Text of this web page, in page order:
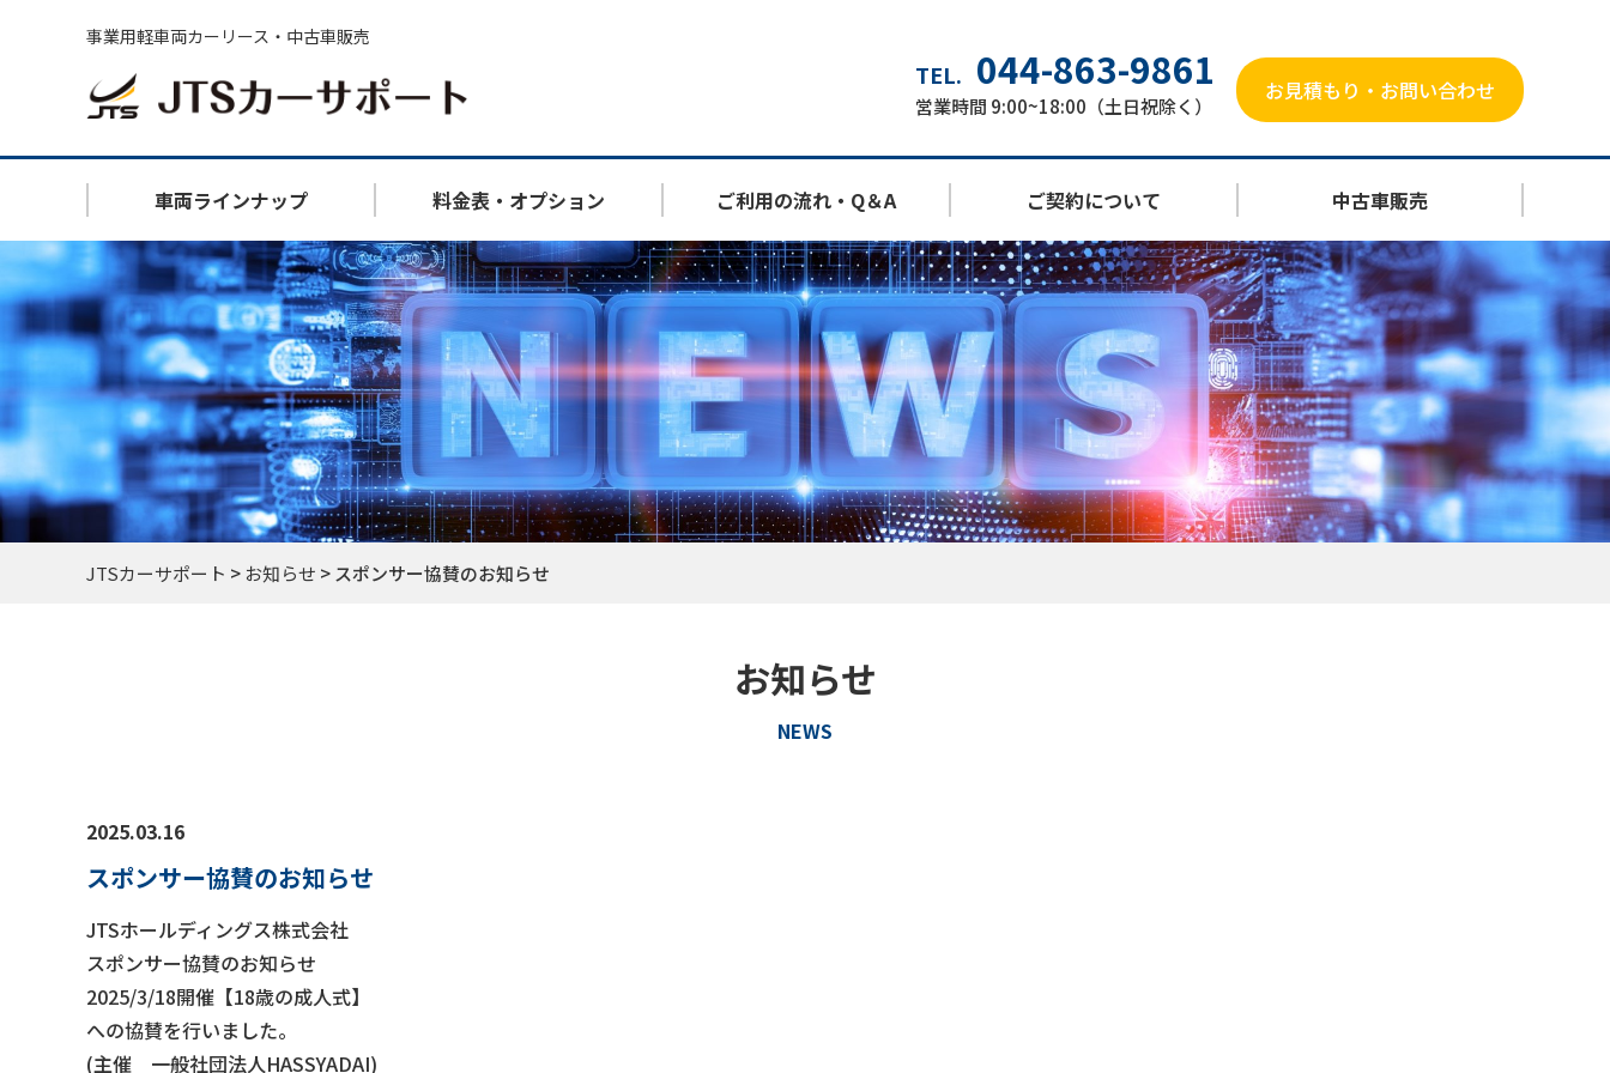
事業用軽車両カーリース・中古車販売
TEL. 044-863-9861
営業時間 9:00~18:00（土日祝除く）
お見積もり・お問い合わせ
車両ラインナップ 料金表・オプション ご利用の流れ・Q＆A ご契約について 中古車販売
JTSカーサポート > お知らせ > スポンサー協賛のお知らせ
お知らせ
NEWS
2025.03.16
スポンサー協賛のお知らせ
JTSホールディングス株式会社
スポンサー協賛のお知らせ
2025/3/18開催【18歳の成人式】
への協賛を行いました。
(主催 一般社団法人HASSYADAI)